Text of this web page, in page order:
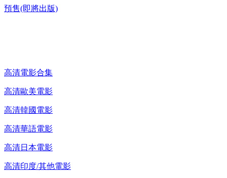
預售(即將出版)
高清電影合集
高清歐美電影
高清韓國電影
高清華語電影
高清日本電影
高清印度/其他電影